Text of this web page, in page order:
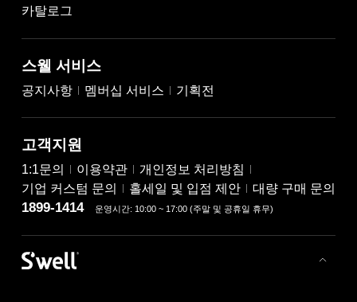
카탈로그
스웰 서비스
공지사항 멤버십 서비스 기획전
고객지원
1:1문의 이용약관
개인정보 처리방침
기업 커스텀 문의
홀세일 및 입점 제안 대량 구매 문의
1899-1414 운영시간: 10:00 ~ 17:00 (주말 및 공휴일 휴무)